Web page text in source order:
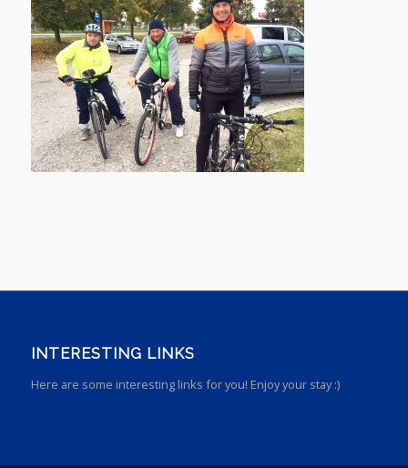
INTERESTING LINKS
Here are some interesting links for you! Enjoy your stay :)